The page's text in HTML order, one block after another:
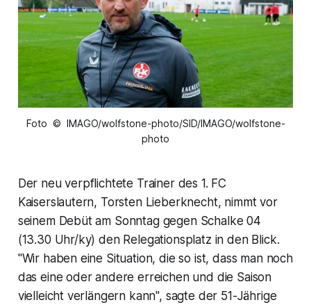
Foto © IMAGO/wolfstone-photo/SID/IMAGO/wolfstone-
photo
Der neu verpflichtete Trainer des 1. FC
Kaiserslautern, Torsten Lieberknecht, nimmt vor
seinem Debüt am Sonntag gegen Schalke 04
(13.30 Uhr/ky) den Relegationsplatz in den Blick.
"Wir haben eine Situation, die so ist, dass man noch
das eine oder andere erreichen und die Saison
vielleicht verlängern kann", sagte der 51-Jährige